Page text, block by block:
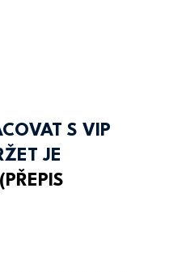
S VIP
JE
(PŘEPIS